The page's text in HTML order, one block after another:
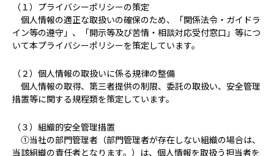
（１）プライバシーポリシーの策定
個人情報の適正な取扱いの確保のため、「関係法令・ガイドラ
イン等の遵守」、「開示等及び苦情・相談対応受付窓口」等につ
いて本プライバシーポリシーを策定しています。
（２）個人情報の取扱いに係る規律の整備
個人情報の取得、第三者提供の制限、委託の取扱い、安全管理
措置等に関する規程類を策定しています。
（３）組織的安全管理措置
①当社の部門管理者（部門管理者が存在しない組織の場合は、
当該組織の責任者となります。）は、個人情報を取扱う担当者を